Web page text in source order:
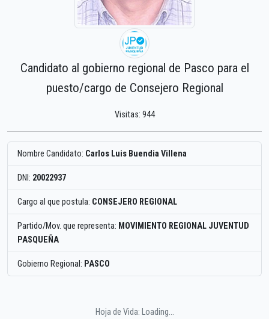
Candidato al gobierno regional de Pasco para el
puesto/cargo de Consejero Regional
Visitas: 944
Nombre Candidato: Carlos Luis Buendia Villena
DNI: 20022937
Cargo al que postula: CONSEJERO REGIONAL
Partido/Mov. que representa: MOVIMIENTO REGIONAL JUVENTUD
PASQUEÑA
Gobierno Regional: PASCO
Hoja de Vida: Loading...